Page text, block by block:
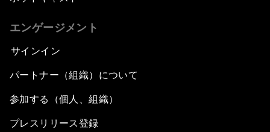
エンゲージメント
サインイン
パートナー（組織）について
参加する（個人、組織）
プレスリリース登録